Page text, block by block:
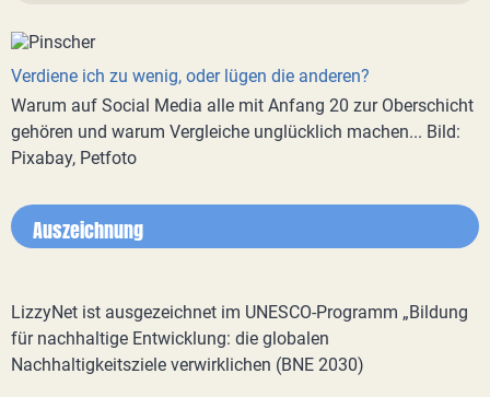
Verdiene ich zu wenig, oder lügen die anderen?
Warum auf Social Media alle mit Anfang 20 zur Oberschicht
gehören und warum Vergleiche unglücklich machen... Bild:
Pixabay, Petfoto
Auszeichnung
LizzyNet ist ausgezeichnet im UNESCO-Programm „Bildung
für nachhaltige Entwicklung: die globalen
Nachhaltigkeitsziele verwirklichen (BNE 2030)